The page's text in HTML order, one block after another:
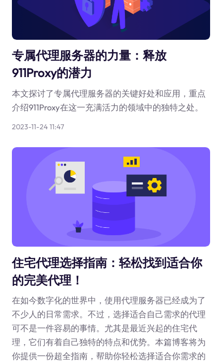
专属代理服务器的力量：释放
911Proxy的潜力
本文探讨了专属代理服务器的关键好处和应用，重点
介绍911Proxy在这一充满活力的领域中的独特之处。
2023-11-24 11:47
住宅代理选择指南：轻松找到适合你
的完美代理！
在如今数字化的世界中，使用代理服务器已经成为了
不少人的日常需求。不过，选择适合自己需求的代理
可不是一件容易的事情。尤其是最近兴起的住宅代
理，它们有着自己独特的特点和优势。本篇博客将为
你提供一份超全指南，帮助你轻松选择适合你需求的